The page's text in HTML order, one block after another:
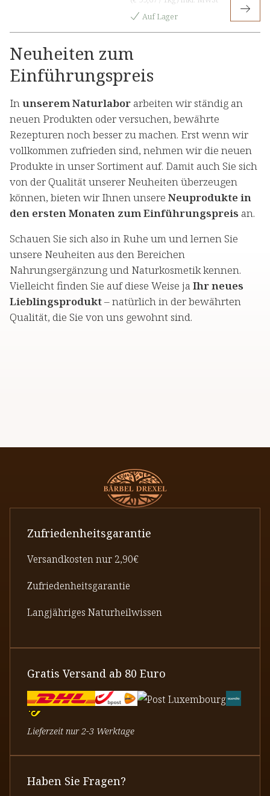
innen strahlt
Auf Lager
Neuheiten zum
Einführungspreis
Inunserem Naturlabor arbeiten wir ständig an
neuen Produkten oder versuchen, bewährte
Rezepturen noch besser zu machen. Erst wenn wir
vollkommen zufrieden sind, nehmen wir die neuen
Produkte in unser Sortiment auf. Damit auch Sie sich
von der Qualität unserer Neuheiten überzeugen
können, bieten wir Ihnen unsere Neuprodukte in
den ersten Monaten zum Einführungspreis an.
Schauen Sie sich also in Ruhe um und lernen Sie
unsere Neuheiten aus den Bereichen
Nahrungsergänzung und Naturkosmetik kennen.
Vielleicht finden Sie auf diese Weise ja Ihr neues
Lieblingsprodukt– natürlich in der bewährten
Qualität, die Sie von uns gewohnt sind.
Zufriedenheitsgarantie
Versandkosten nur 2,90€
Zufriedenheitsgarantie
Langjähriges Naturheilwissen
Gratis Versand ab 80 Euro
Lieferzeit nur 2-3 Werktage
Haben Sie Fragen?